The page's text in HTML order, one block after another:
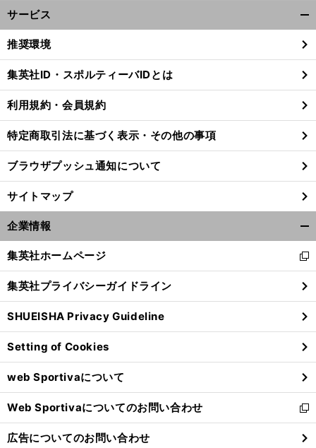
サービス
閉
る
推奨環境
集英社ID・スポルティーバIDとは
利用規約・会員規約
特定商取引法に基づく表示・その他の事項
ブラウザプッシュ通知について
サイトマップ
企業情報
閉
る
集英社ホームページ
新
し
い
ウ
ィ
ン
ド
ウ
で
開
く
集英社プライバシーガイドライン
SHUEISHA Privacy Guideline
Setting of Cookies
web Sportivaについて
Web Sportivaについてのお問い合わせ
新
し
い
広告についてのお問い合わせ